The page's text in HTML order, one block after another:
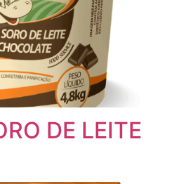
DE LEITE